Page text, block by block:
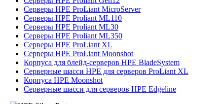
Серверы HPE ProLiant MicroServer
Серверы HPE Proliant ML110
Серверы HPE Proliant ML30
Серверы HPE Proliant ML350
Серверы HPE ProLiant XL
Серверы HPE ProLiant Moonshot
Корпуса для блейд-серверов HPE BladeSystem
Серверные шасси HPE для серверов ProLiant XL
Корпуса HPE Moonshot
Серверные шасси для серверов HPE Edgeline